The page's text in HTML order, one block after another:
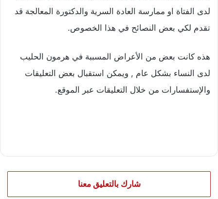
لدى الفتاة او ممارسة العادة السرية والدكتورة المعالجة قد
تقدم لكي بعض النصائح في هذا الخصوص.
هذه كانت بعض من الأعراض المسببة في هرمون الحليب
لدى النساء بشكل عام , ويمكن استقبال بعض التعليقات
والإستفسارات من خلال التعليقات عبر الموقع.
شارك بالتعليق معنا